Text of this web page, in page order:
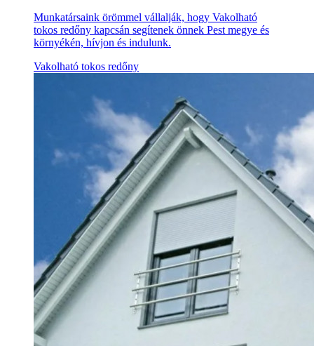
Munkatársaink örömmel vállalják, hogy Vakolható
tokos redőny kapcsán segítenek önnek Pest megye és
környékén, hívjon és indulunk.
Vakolható tokos redőny